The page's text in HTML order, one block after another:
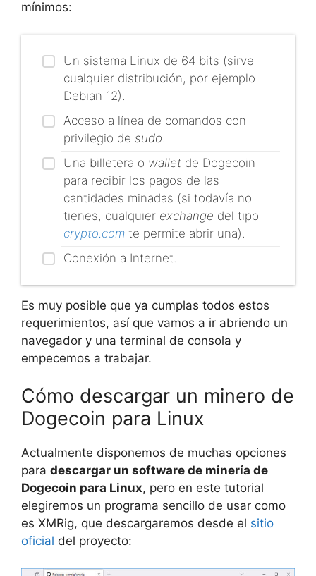
mínimos:
Un sistema Linux de 64 bits (sirve
cualquier distribución, por ejemplo
Debian 12).
Acceso a línea de comandos con
privilegio de sudo
Una billetera o wallet de Dogecoin
para recibir los pagos de las
cantidades minadas (si todavía no
tienes, cualquier exchange del tipo
crypto.com te permite abrir una).
Conexión a Internet.
Es muy posible que ya cumplas todos estos
requerimientos, así que vamos a ir abriendo un
navegador y una terminal de consola y
empecemos a trabajar.
Cómo descargar un minero de
Dogecoin para Linux
Actualmente disponemos de muchas opciones
para descargar un software de minería de
Dogecoin para Linux, pero en este tutorial
elegiremos un programa sencillo de usar como
es XMRig, que descargaremos desde el sitio
oficial del proyecto: